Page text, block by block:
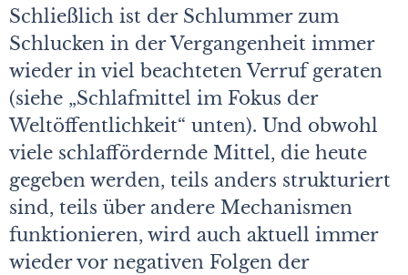
Schließlich ist der Schlummer zum
Schlucken in der Vergangenheit immer
wieder in viel beachteten Verruf geraten
(siehe „Schlafmittel im Fokus der
Weltöffentlichkeit“ unten). Und obwohl
viele schlaffördernde Mittel, die heute
gegeben werden, teils anders strukturiert
sind, teils über andere Mechanismen
funktionieren, wird auch aktuell immer
wieder vor negativen Folgen der